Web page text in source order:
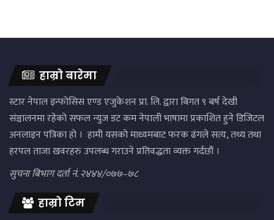
हाम्रो बारेमा
स्टार नेपाल इन्फोसिस एण्ड एजुकेशन प्रा. लि. द्वारा बिगत ९ बर्ष देखी
संञ्चालनमा रहेको सफल न्युज डट कम नेपाली भाषामा प्रकाशित हुने डिजिटल
अनलाइन पत्रिका हो । हामी यसको माध्यमबाट फरक ढंगले सत्य, तथ्य तथा
हरपल ताजा खवरहरु उपलब्ध गराउने प्रतिवद्धता व्यक्त गर्दछौं ।
सुचना बिभाग दर्ता नं. २४४४/०७७–७८
हाम्रो टिम